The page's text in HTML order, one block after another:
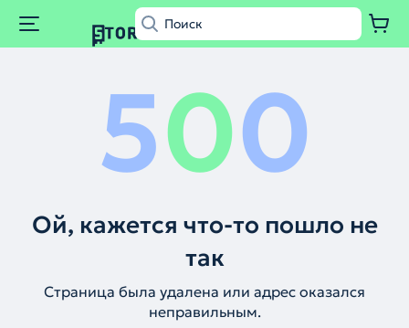
500
Ой, кажется что-то пошло не
так
Страница была удалена или адрес оказался
неправильным.